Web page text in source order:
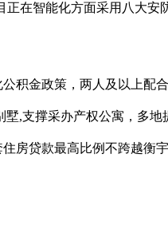
在智能化方面采用八大安
积金政策，两人及以上配
,支撑采办产权公寓，多地
房贷款最高比例不跨越衡